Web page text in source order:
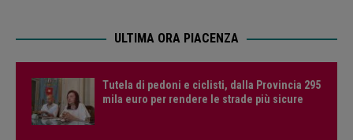
ULTIMA ORA PIACENZA
Tutela di pedoni e ciclisti, dalla Provincia 295
mila euro per rendere le strade più sicure